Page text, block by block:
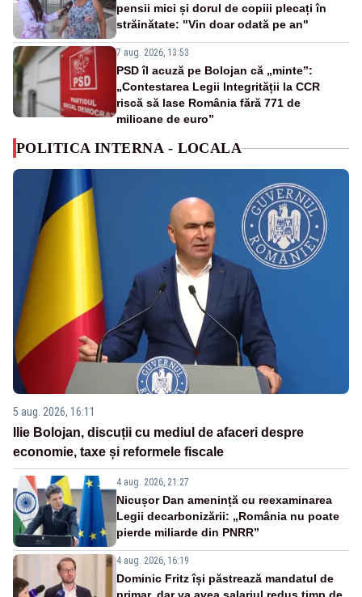
pensii mici și dorul de copiii plecați în
străinătate: "Vin doar odată pe an"
7 aug. 2026, 13:53
PSD îl acuză pe Bolojan că „minte”:
„Contestarea Legii Integrității la CCR
riscă să lase România fără 771 de
milioane de euro”
POLITICA INTERNA - LOCALA
5 aug. 2026, 16:11
Ilie Bolojan, discuții cu mediul de afaceri despre
economie, taxe și reformele fiscale
4 aug. 2026, 21:27
Nicușor Dan amenință cu reexaminarea
Legii decarbonizării: „România nu poate
pierde miliarde din PNRR”
4 aug. 2026, 16:19
Dominic Fritz își păstrează mandatul de
primar, dar va avea salariul redus timp de